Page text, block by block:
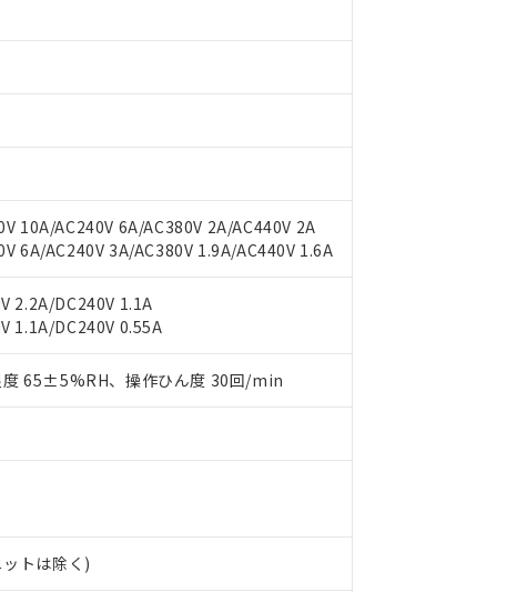
10A/AC240V 6A/AC380V 2A/AC440V 2A
6A/AC240V 3A/AC380V 1.9A/AC440V 1.6A
2.2A/DC240V 1.1A
1.1A/DC240V 0.55A
65±5%RH、操作ひん度 30回/min
トは除く)
のうえご利用ください。
はお客様のお取引先、またはお客様担当のオムロン制御機器販売店・
。
社販売拠点は「販売ネットワーク
」をご確認ください。
当社の事前の承諾なく第三者に漏洩または開示しないようお願いしま
作成サービス）をご利用いただくには、I-Webメンバーズにご登録され
するお客様との取引・商談に必要な範囲で利用することをご了承くだ
フェニル類(PBB) 1000ppm以下、ポリ臭化ジフェニルエーテル類(PBDE) 1000ppm以下、
に対する適用除外項目は除く。
超える意図的な使用がないことを確認しています。
、予定月が前後することがあります。
証明書
明するもので、過去に遡って非含有を証明するものではありません。
ル類４物質の対応では、対応完了までの期間は出荷製品に未対応品が
記載しておりました。
を完了していることから、特段のことがない限り、2022年1月12日よ
RoHSの基準値を超えていることを示します。
へお問い合わせください。
カドミウム) : 100ppm、
タル酸ジイソブチル) : 1000ppm、 BBP(フタル酸ブチルベンジル) : 1000ppm、
てが基準値以下であることを示します。
有害物質が外部に漏えいし、環境に深刻な影響を及ぼさない年数を意
へお問い合わせください。
する場合は、日本国政府の輸出許可(または役務取引許可)を取得する
。
売する場合は、上記1、2および3の内容を当該第三者に通知します。
に係わる関係者が違法に輸出するおそれがある場合は、取り引きをい
庫あり
については、お客様のお取引先、またはお客様担当のオムロン制御
にご確認ください)
状況の情報を公開していない機種